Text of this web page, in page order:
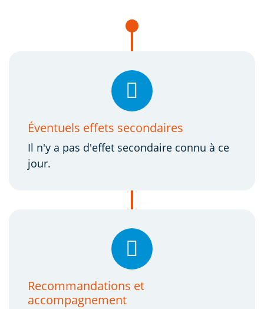
Éventuels effets secondaires
Il n'y a pas d'effet secondaire connu à ce
jour.
Recommandations et
accompagnement